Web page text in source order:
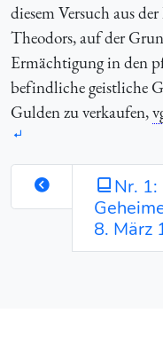
diesem Versuch aus
Theodors, auf der
Ermächtigung in den
befindliche geistliche
Gulden zu verkaufen,
Nr.
8. März